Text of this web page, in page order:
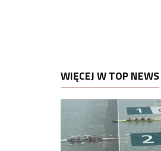
WIĘCEJ W TOP NEWS